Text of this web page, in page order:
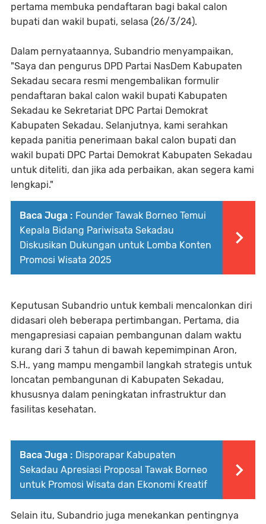
pertama membuka pendaftaran bagi bakal calon
bupati dan wakil bupati, selasa (26/3/24).
Dalam pernyataannya, Subandrio menyampaikan,
"Saya dan pengurus DPD Partai NasDem Kabupaten
Sekadau secara resmi mengembalikan formulir
pendaftaran bakal calon wakil bupati Kabupaten
Sekadau ke Sekretariat DPC Partai Demokrat
Kabupaten Sekadau. Selanjutnya, kami serahkan
kepada panitia penerimaan bakal calon bupati dan
wakil bupati DPC Partai Demokrat Kabupaten Sekadau
untuk diteliti, dan jika ada perbaikan, akan segera kami
lengkapi."
Baca Juga : Founder Tawak Borneo Temui
Kepala Bidang Pariwisata Sekadau
Diskusikan Dukungan untuk Lomba Konten
Promosi Wisata 2025
Keputusan Subandrio untuk kembali mencalonkan diri
didasari oleh beberapa pertimbangan. Pertama, dia
mengapresiasi capaian pembangunan dalam waktu
kurang dari 3 tahun di bawah kepemimpinan Aron,
S.H., yang mampu mengambil langkah strategis untuk
loncatan pembangunan di Kabupaten Sekadau,
khususnya dalam peningkatan infrastruktur dan
fasilitas kesehatan.
Baca Juga : Disporapar Kabupaten
Sekadau Apresiasi Proposal Tawak Borneo
untuk Promosi Wisata dan Ekonomi Kreatif
Selain itu, Subandrio juga menekankan pentingnya